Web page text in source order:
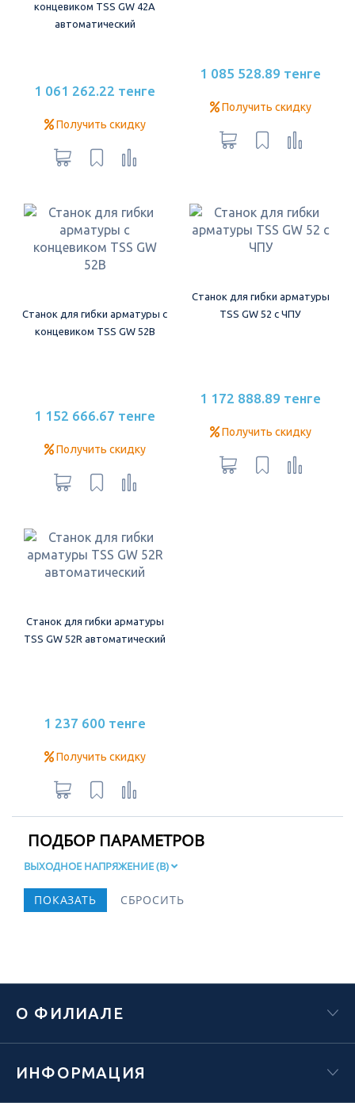
концевиком TSS GW 42A
автоматический
1 061 262.22 тенге
Получить скидку
1 085 528.89 тенге
Получить скидку
Станок для гибки арматуры с
концевиком TSS GW 52В
1 152 666.67 тенге
Получить скидку
Станок для гибки арматуры
TSS GW 52 с ЧПУ
1 172 888.89 тенге
Получить скидку
Станок для гибки арматуры
TSS GW 52R автоматический
1 237 600 тенге
Получить скидку
ПОДБОР ПАРАМЕТРОВ
ВЫХОДНОЕ НАПРЯЖЕНИЕ (В)
О ФИЛИАЛЕ
ИНФОРМАЦИЯ